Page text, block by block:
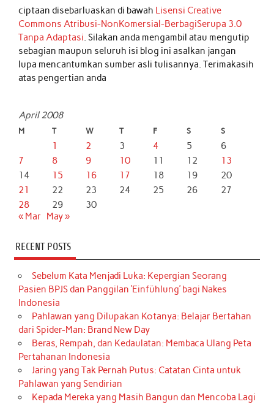
ciptaan disebarluaskan di bawah Lisensi Creative
Commons Atribusi-NonKomersial-BerbagiSerupa 3.0
Tanpa Adaptasi. Silakan anda mengambil atau mengutip
sebagian maupun seluruh isi blog ini asalkan jangan
lupa mencantumkan sumber asli tulisannya. Terimakasih
atas pengertian anda
April 2008
M T W T F S S
1 2 3 4 5
6
7
8 9 10 11 12
13
14
15 16 17 18 19
20
21
22 23 24 25 26
27
28
29
30
« Mar May »
RECENT POSTS
Sebelum Kata Menjadi Luka: Kepergian Seorang
Pasien BPJS dan Panggilan ‘Einfühlung’ bagi Nakes
Indonesia
Pahlawan yang Dilupakan Kotanya: Belajar Bertahan
dari Spider-Man: Brand New Day
Beras, Rempah, dan Kedaulatan: Membaca Ulang Peta
Pertahanan Indonesia
Jaring yang Tak Pernah Putus: Catatan Cinta untuk
Pahlawan yang Sendirian
Kepada Mereka yang Masih Bangun dan Mencoba Lagi